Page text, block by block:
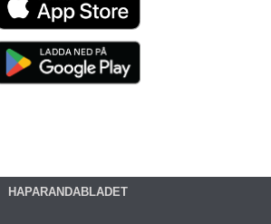
HAPARANDABLADET